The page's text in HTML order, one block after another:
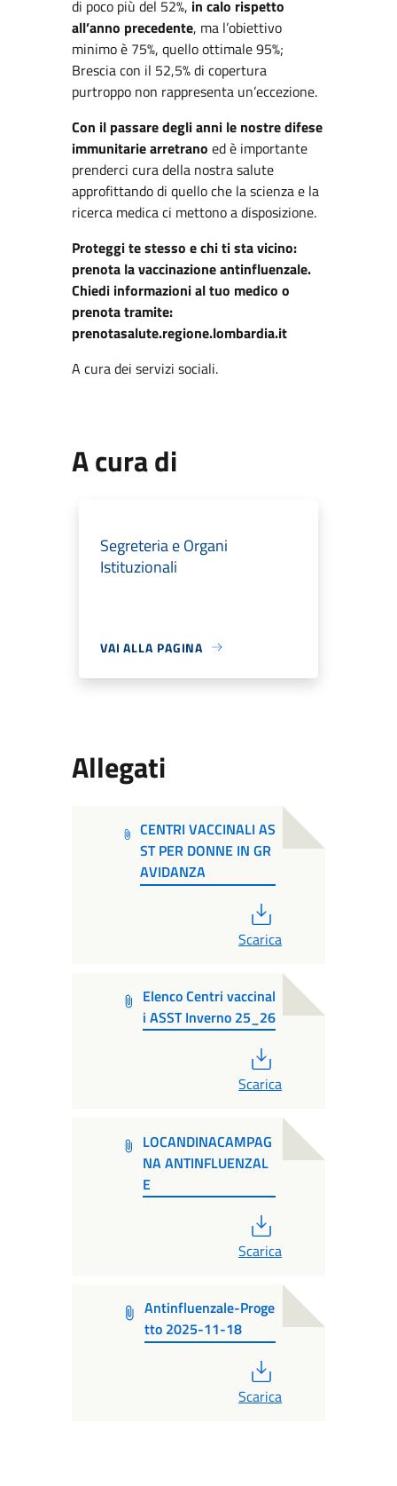
di poco più del 52%, in calo rispetto
all’anno precedente, ma l’obiettivo
minimo è 75%, quello ottimale 95%;
Brescia con il 52,5% di copertura
purtroppo non rappresenta un’eccezione.
Con il passare degli anni le nostre difese
immunitarie arretrano ed è importante
prenderci cura della nostra salute
approfittando di quello che la scienza e la
ricerca medica ci mettono a disposizione.
Proteggi te stesso e chi ti sta vicino:
prenota la vaccinazione antinfluenzale.
Chiedi informazioni al tuo medico o
prenota tramite:
prenotasalute.regione.lombardia.it
A cura dei servizi sociali.
A cura di
Segreteria e Organi
Istituzionali
VAI ALLA PAGINA
Allegati
CENTRI VACCINALI AS
ST PER DONNE IN GR
AVIDANZA
Scarica
Elenco Centri vaccinal
i ASST Inverno 25_26
Scarica
LOCANDINACAMPAG
NA ANTINFLUENZAL
E
Scarica
Antinfluenzale-Proge
tto 2025-11-18
Scarica